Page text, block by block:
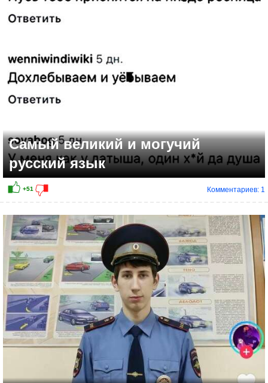
+46
Самый великий и могучий
русский язык
Комментариев: 1